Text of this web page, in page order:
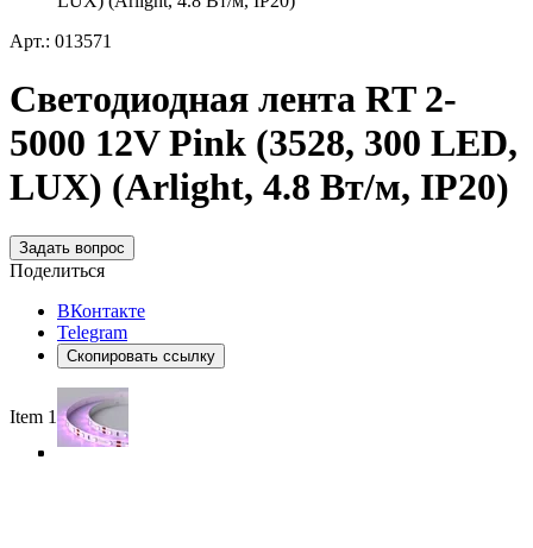
Арт.: 013571
Светодиодная лента RT 2-
5000 12V Pink (3528, 300 LED,
LUX) (Arlight, 4.8 Вт/м, IP20)
Задать вопрос
Поделиться
ВКонтакте
Telegram
Скопировать ссылку
Item 1 of 4